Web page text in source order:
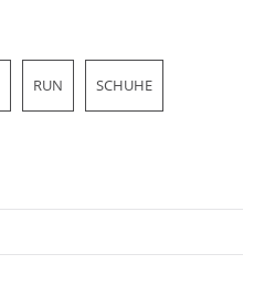
RUN SCHUHE